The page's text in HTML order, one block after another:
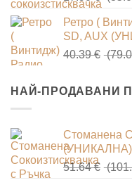
Ретро (
SD, AUX
40.39€
НАЙ-ПРОДАВАНИ
Стоманена
(УНИКАЛНА)
51.64€